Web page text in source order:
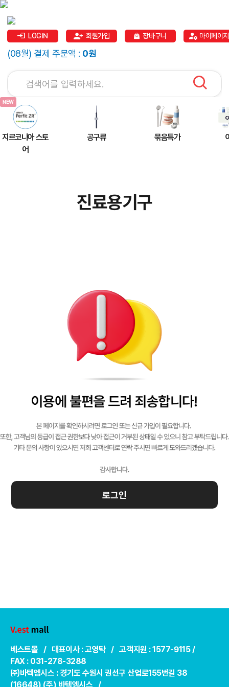
LOGIN 회원가입 장바구니 마이페이지
(08월) 결제 주문액 : 0원
지르코니아 스토
어
공구류 묶음특가
진료용기구
로그인
베스트몰 / 대표이사 : 고영탁 / 고객지원 : 1577-9115 /
FAX : 031-278-3288
㈜바텍엠시스 : 경기도 수원시 권선구 산업로155번길 38
(16648) (주) 바텍엠시스 /